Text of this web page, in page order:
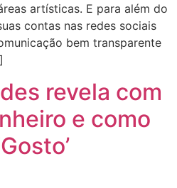
artísticas. E para além do
contas nas redes sociais
bem transparente
revela com
e como